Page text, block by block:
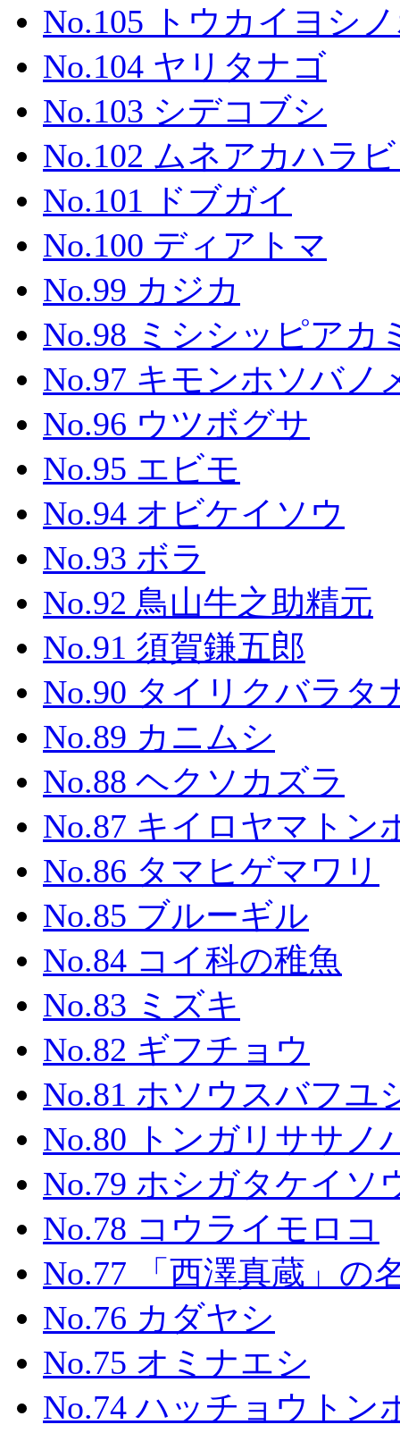
No.105 トウカイヨシ
No.104 ヤリタナゴ
No.103 シデコブシ
No.102 ムネアカハラ
No.101 ドブガイ
No.100 ディアトマ
No.99 カジカ
No.98 ミシシッピアカ
No.97 キモンホソバノ
No.96 ウツボグサ
No.95 エビモ
No.94 オビケイソウ
No.93 ボラ
No.92 鳥山牛之助精元
No.91 須賀鎌五郎
No.90 タイリクバラタ
No.89 カニムシ
No.88 ヘクソカズラ
No.87 キイロヤマトン
No.86 タマヒゲマワリ
No.85 ブルーギル
No.84 コイ科の稚魚
No.83 ミズキ
No.82 ギフチョウ
No.81 ホソウスバフユ
No.80 トンガリササノ
No.79 ホシガタケイソ
No.78 コウライモロコ
No.77 「西澤真蔵」の
No.76 カダヤシ
No.75 オミナエシ
No.74 ハッチョウトン